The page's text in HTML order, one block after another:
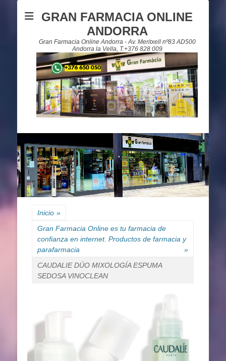
GRAN FARMACIA ONLINE
ANDORRA
Gran Farmacia Online Andorra - Av. Meritxell nº83 AD500
Andorra la Vella, T.+376 828 009
Inicio »
Gran Farmacia Online es tu farmacia de
confianza en internet. Productos de farmacia y
parafarmacia
»
CAUDALIE DÚO MIXOLOGÍA ESPUMA
SEDOSA VINOCLEAN